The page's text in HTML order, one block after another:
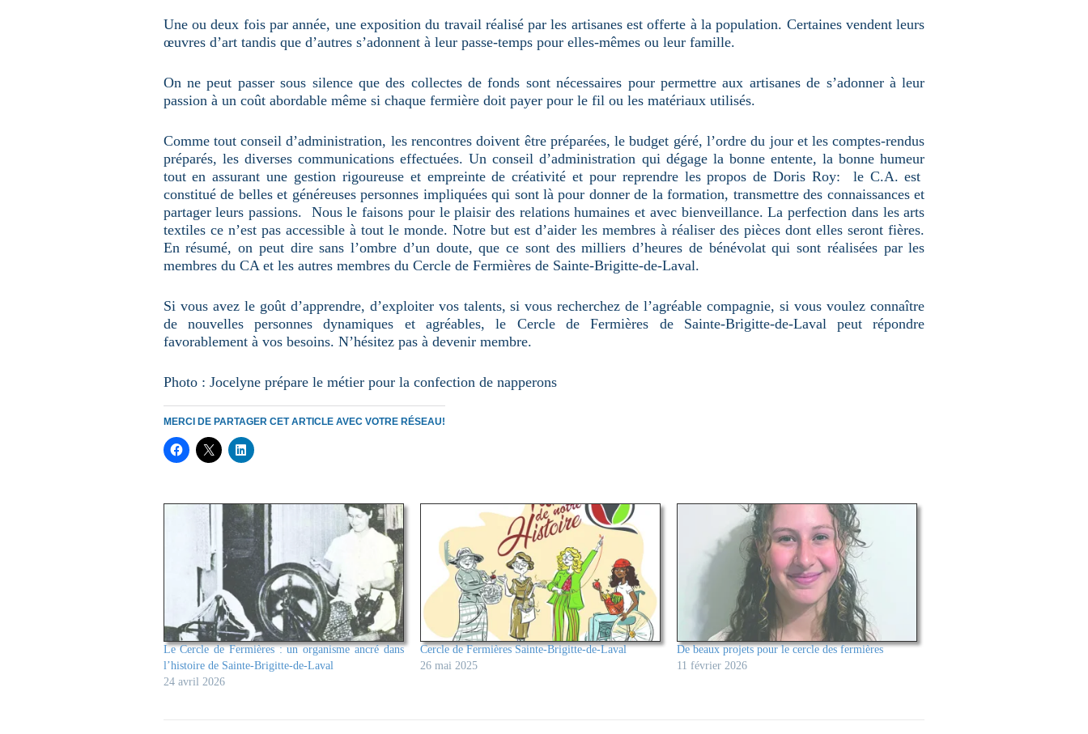
Une ou deux fois par année, une exposition du travail réalisé par les artisanes est offerte à la population. Certaines vendent leurs
œuvres d’art tandis que d’autres s’adonnent à leur passe-temps pour elles-mêmes ou leur famille.
On ne peut passer sous silence que des collectes de fonds sont nécessaires pour permettre aux artisanes de s’adonner à leur
passion à un coût abordable même si chaque fermière doit payer pour le fil ou les matériaux utilisés.
Comme tout conseil d’administration, les rencontres doivent être préparées, le budget géré, l’ordre du jour et les comptes-rendus
préparés, les diverses communications effectuées. Un conseil d’administration qui dégage la bonne entente, la bonne humeur
tout en assurant une gestion rigoureuse et empreinte de créativité et pour reprendre les propos de Doris Roy: le C.A. est
constitué de belles et généreuses personnes impliquées qui sont là pour donner de la formation, transmettre des connaissances et
partager leurs passions. Nous le faisons pour le plaisir des relations humaines et avec bienveillance. La perfection dans les arts
textiles ce n’est pas accessible à tout le monde. Notre but est d’aider les membres à réaliser des pièces dont elles seront fières.
En résumé, on peut dire sans l’ombre d’un doute, que ce sont des milliers d’heures de bénévolat qui sont réalisées par les
membres du CA et les autres membres du Cercle de Fermières de Sainte-Brigitte-de-Laval.
Si vous avez le goût d’apprendre, d’exploiter vos talents, si vous recherchez de l’agréable compagnie, si vous voulez connaître
de nouvelles personnes dynamiques et agréables, le Cercle de Fermières de Sainte-Brigitte-de-Laval peut répondre
favorablement à vos besoins. N’hésitez pas à devenir membre.
Photo : Jocelyne prépare le métier pour la confection de napperons
MERCI DE PARTAGER CET ARTICLE AVEC VOTRE RÉSEAU!
Le Cercle de Fermières : un organisme ancré dans
l’histoire de Sainte-Brigitte-de-Laval
24 avril 2026
Cercle de Fermières Sainte-Brigitte-de-Laval
26 mai 2025
De beaux projets pour le cercle des fermières
11 février 2026